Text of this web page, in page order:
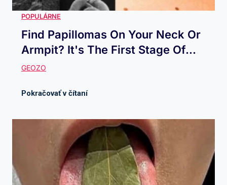
Find Papillomas On Your Neck Or
Armpit? It's The First Stage Of...